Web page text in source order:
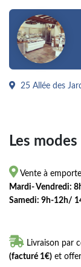
25 Allée des
Les
 Vente à
Mardi- Vendredi:
Samedi: 9h-12h/
 Livraison par
(facturé 1€) et